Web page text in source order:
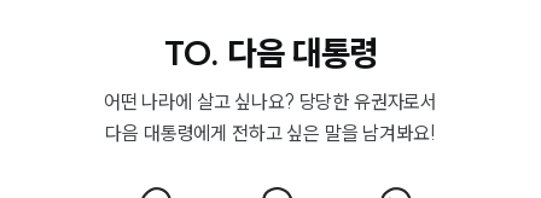
TO. 다음 대통령
어떤 나라에 살고 싶나요? 당당한 유권자로서
다음 대통령에게 전하고 싶은 말을 남겨봐요!
공정하고 안전한